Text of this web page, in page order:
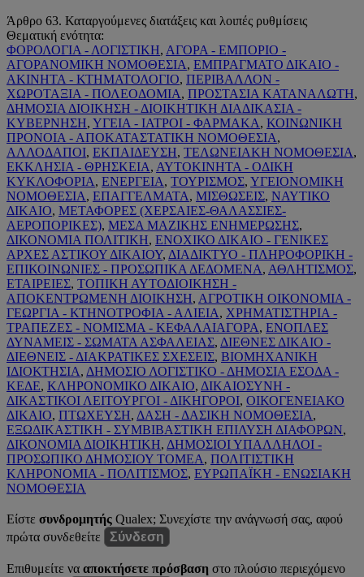
Άρθρο 63. Καταργούμενες διατάξεις και λοιπές ρυθμίσεις
Θεματική ενότητα:
ΦΟΡΟΛΟΓΙΑ - ΛΟΓΙΣΤΙΚΗ, ΑΓΟΡΑ - ΕΜΠΟΡΙΟ -
ΑΓΟΡΑΝΟΜΙΚΗ ΝΟΜΟΘΕΣΙΑ, ΕΜΠΡΑΓΜΑΤΟ ΔΙΚΑΙΟ -
ΑΚΙΝΗΤΑ - ΚΤΗΜΑΤΟΛΟΓΙΟ, ΠΕΡΙΒΑΛΛΟΝ -
ΧΩΡΟΤΑΞΙΑ - ΠΟΛΕΟΔΟΜΙΑ, ΠΡΟΣΤΑΣΙΑ ΚΑΤΑΝΑΛΩΤΗ,
ΔΗΜΟΣΙΑ ΔΙΟΙΚΗΣΗ - ΔΙΟΙΚΗΤΙΚΗ ΔΙΑΔΙΚΑΣΙΑ -
ΚΥΒΕΡΝΗΣΗ, ΥΓΕΙΑ - ΙΑΤΡΟΙ - ΦΑΡΜΑΚΑ, ΚΟΙΝΩΝΙΚΗ
ΠΡΟΝΟΙΑ - ΑΠΟΚΑΤΑΣΤΑΤΙΚΗ ΝΟΜΟΘΕΣΙΑ,
ΑΛΛΟΔΑΠΟΙ, ΕΚΠΑΙΔΕΥΣΗ, ΤΕΛΩΝΕΙΑΚΗ ΝΟΜΟΘΕΣΙΑ,
ΕΚΚΛΗΣΙΑ - ΘΡΗΣΚΕΙΑ, ΑΥΤΟΚΙΝΗΤΑ - ΟΔΙΚΗ
ΚΥΚΛΟΦΟΡΙΑ, ΕΝΕΡΓΕΙΑ, ΤΟΥΡΙΣΜΟΣ, ΥΓΕΙΟΝΟΜΙΚΗ
ΝΟΜΟΘΕΣΙΑ, ΕΠΑΓΓΕΛΜΑΤΑ, ΜΙΣΘΩΣΕΙΣ, ΝΑΥΤΙΚΟ
ΔΙΚΑΙΟ, ΜΕΤΑΦΟΡΕΣ (ΧΕΡΣΑΙΕΣ-ΘΑΛΑΣΣΙΕΣ-
ΑΕΡΟΠΟΡΙΚΕΣ), ΜΕΣΑ ΜΑΖΙΚΗΣ ΕΝΗΜΕΡΩΣΗΣ,
ΔΙΚΟΝΟΜΙΑ ΠΟΛΙΤΙΚΗ, ΕΝΟΧΙΚΟ ΔΙΚΑΙΟ - ΓΕΝΙΚΕΣ
ΑΡΧΕΣ ΑΣΤΙΚΟΥ ΔΙΚΑΙΟΥ, ΔΙΑΔΙΚΤΥΟ - ΠΛΗΡΟΦΟΡΙΚΗ -
ΕΠΙΚΟΙΝΩΝΙΕΣ - ΠΡΟΣΩΠΙΚΑ ΔΕΔΟΜΕΝΑ, ΑΘΛΗΤΙΣΜΟΣ,
ΕΤΑΙΡΕΙΕΣ, ΤΟΠΙΚΗ ΑΥΤΟΔΙΟΙΚΗΣΗ -
ΑΠΟΚΕΝΤΡΩΜΕΝΗ ΔΙΟΙΚΗΣΗ, ΑΓΡΟΤΙΚΗ ΟΙΚΟΝΟΜΙΑ -
ΓΕΩΡΓΙΑ - ΚΤΗΝΟΤΡΟΦΙΑ - ΑΛΙΕΙΑ, ΧΡΗΜΑΤΙΣΤΗΡΙΑ -
ΤΡΑΠΕΖΕΣ - ΝΟΜΙΣΜΑ - ΚΕΦΑΛΑΙΑΓΟΡΑ, ΕΝΟΠΛΕΣ
ΔΥΝΑΜΕΙΣ - ΣΩΜΑΤΑ ΑΣΦΑΛΕΙΑΣ, ΔΙΕΘΝΕΣ ΔΙΚΑΙΟ -
ΔΙΕΘΝΕΙΣ - ΔΙΑΚΡΑΤΙΚΕΣ ΣΧΕΣΕΙΣ, ΒΙΟΜΗΧΑΝΙΚΗ
ΙΔΙΟΚΤΗΣΙΑ, ΔΗΜΟΣΙΟ ΛΟΓΙΣΤΙΚΟ - ΔΗΜΟΣΙΑ ΕΣΟΔΑ -
ΚΕΔΕ, ΚΛΗΡΟΝΟΜΙΚΟ ΔΙΚΑΙΟ, ΔΙΚΑΙΟΣΥΝΗ -
ΔΙΚΑΣΤΙΚΟΙ ΛΕΙΤΟΥΡΓΟΙ - ΔΙΚΗΓΟΡΟΙ, ΟΙΚΟΓΕΝΕΙΑΚΟ
ΔΙΚΑΙΟ, ΠΤΩΧΕΥΣΗ, ΔΑΣΗ - ΔΑΣΙΚΗ ΝΟΜΟΘΕΣΙΑ,
ΕΞΩΔΙΚΑΣΤΙΚΗ - ΣΥΜΒΙΒΑΣΤΙΚΗ ΕΠΙΛΥΣΗ ΔΙΑΦΟΡΩΝ,
ΔΙΚΟΝΟΜΙΑ ΔΙΟΙΚΗΤΙΚΗ, ΔΗΜΟΣΙΟΙ ΥΠΑΛΛΗΛΟΙ -
ΠΡΟΣΩΠΙΚΟ ΔΗΜΟΣΙΟΥ ΤΟΜΕΑ, ΠΟΛΙΤΙΣΤΙΚΗ
ΚΛΗΡΟΝΟΜΙΑ - ΠΟΛΙΤΙΣΜΟΣ, ΕΥΡΩΠΑΪΚΗ - ΕΝΩΣΙΑΚΗ
ΝΟΜΟΘΕΣΙΑ
Είστε συνδρομητής Qualex; Συνεχίστε την ανάγνωσή σας, αφού
πρώτα συνδεθείτε
Σύνδεση
Επιθυμείτε να αποκτήσετε πρόσβαση στο πλούσιο περιεχόμενο